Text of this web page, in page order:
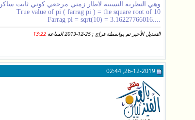
وهي النظريه النسبيه لاطار زمني مرجعي كوني ثابت
True value of pi ( farrag pi ) = the square root of 10
....Farrag pi = sqrt(10) = 3.16227766016
التعديل الأخير تم بواسطة فراج ; 25-12-2019 الساعة
13:22